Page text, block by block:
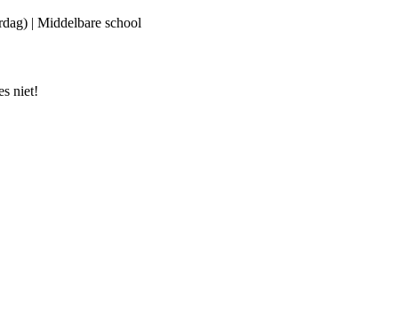
| Middelbare school
niet!